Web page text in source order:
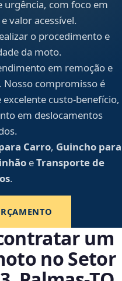
urgência, com foco em
valor acessível.
o procedimento e
da moto.
em remoção e
compromisso é
custo-benefício,
em deslocamentos
Carro, Guincho para
eTransporte de
.
um
no Setor